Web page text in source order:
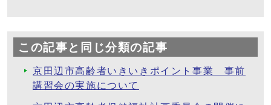
この記事と同じ分類の記事
京田辺市高齢者いきいきポイント事業 事前
講習会の実施について